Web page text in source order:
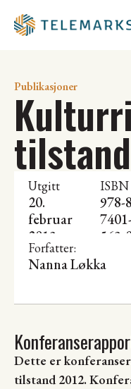
Publikasjoner
Utgitt
20.
februar
2013
ISBN
978-
7401-
563-0
Forfatter:
Nanna Løkka
Dette er
tilstand 2012.